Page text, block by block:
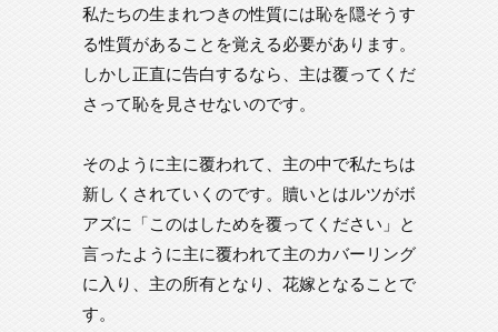
私たちの生まれつきの性質には恥を隠そうす
る性質があることを覚える必要があります。
しかし正直に告白するなら、主は覆ってくだ
さって恥を見させないのです。
そのように主に覆われて、主の中で私たちは
新しくされていくのです。贖いとはルツがボ
アズに「このはしためを覆ってください」と
言ったように主に覆われて主のカバーリング
に入り、主の所有となり、花嫁となることで
す。